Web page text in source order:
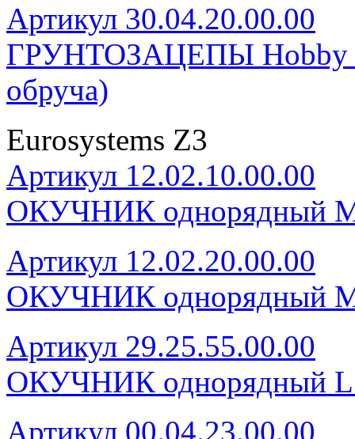
Артикул 30.04.20.00.00
ГРУНТОЗАЦЕПЫ Hobby
обруча)
Eurosystems Z3
Артикул 12.02.10.00.00
ОКУЧНИК однорядный
Артикул 12.02.20.00.00
ОКУЧНИК однорядный
Артикул 29.25.55.00.00
ОКУЧНИК однорядный
Артикул 00.04.23.00.00